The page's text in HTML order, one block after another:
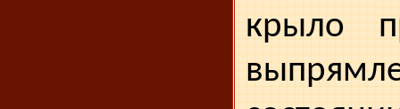
крыло